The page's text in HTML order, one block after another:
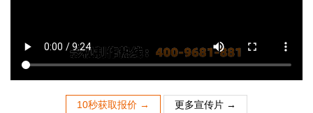
10秒获取报价 → 更多宣传片 →